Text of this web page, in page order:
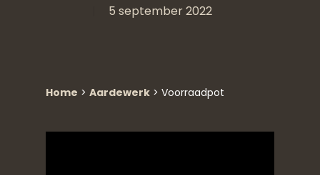
5 september 2022
Home > Aardewerk > Voorraadpot